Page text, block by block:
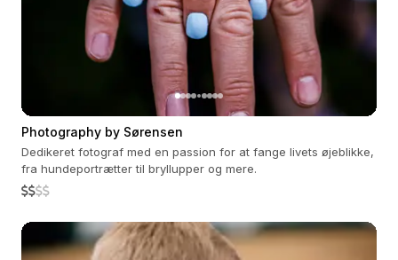
Photography by Sørensen
Dedikeret fotograf med en passion for at fange livets øjeblikke,
fra hundeportrætter til bryllupper og mere.